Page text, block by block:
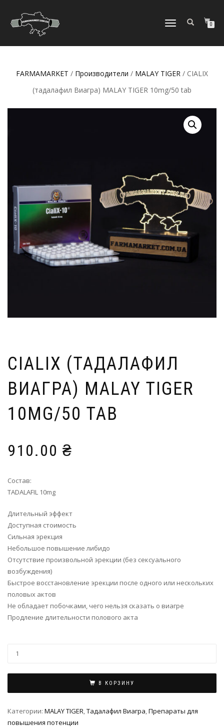
ПЕРЕКЛЮЧИТЬ
0
FARMAMARKET / Производители / MALAY TIGER / CIALIX
(тадалафил Виагра) MALAY TIGER 10mg/50 tab
CIALIX (ТАДАЛАФИЛ
ВИАГРА) MALAY TIGER
10MG/50 TAB
910.00 ₴
Состав:
TADALAFIL 10mg
Длительный эффект
Доступная стоимость
Сильная эрекция
Небольшое повышение либидо
Отсутствие произвольной эрекции (без сексуального
возбуждения)
Быстрое восстановление эрекции после одного или нескольких
половых актов
Не обладает побочками, чего нельзя сказать о виагре
Продление длительности полового акта
В КОРЗИНУ
Категории: MALAY TIGER,Тадалафил Виагра,Препараты для
повышения потенции